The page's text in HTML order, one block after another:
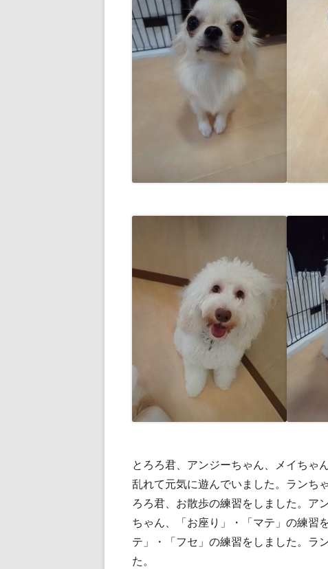
とろろ君、アンジーちゃん、メイちゃ
乱れて元気に遊んでいました。ランち
ろろ君、お散歩の練習をしました。ア
ちゃん、「お座り」・「マテ」の練習
テ」・「フセ」の練習をしました。ラ
た。